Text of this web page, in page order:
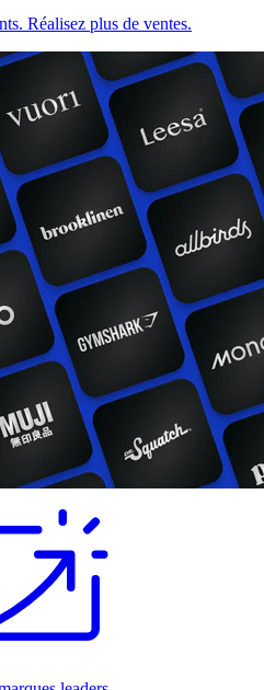
Réalisez plus de ventes.